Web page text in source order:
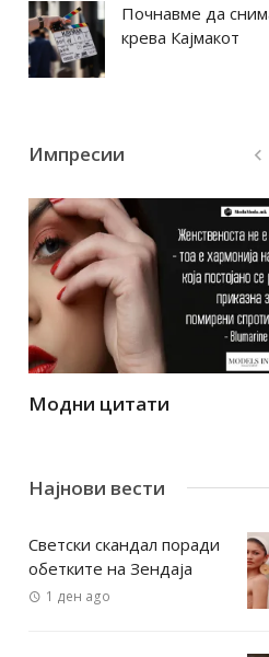
Почнавме да
крева Кајмакот
Импресии
Модни цитати
Најнови вести
Светски скандал поради
обетките на Зендаја
1 ден ago